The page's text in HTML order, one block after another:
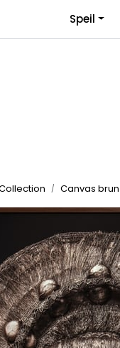
Speil
Canvas brun